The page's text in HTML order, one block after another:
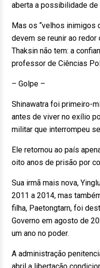
aberta a possibilidade
Mas os “velhos inimigos
devem se reunir ao redor
Thaksin não tem: a
professor de Ciências
– Golpe –
Shinawatra foi primeiro-
antes de viver no exílio
militar que interrompeu
Ele retornou ao país
oito anos de prisão por
Sua irmã mais nova,
2011 a 2014, mas
filha, Paetongtarn, foi
Governo em agosto de
um ano no poder.
A administração